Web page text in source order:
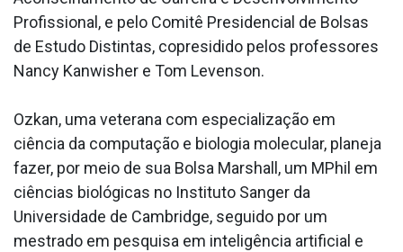
Profissional, e pelo Comitê Presidencial de Bolsas
de Estudo Distintas, copresidido pelos professores
Nancy Kanwisher e Tom Levenson.
Ozkan, uma veterana com especialização em
ciência da computação e biologia molecular, planeja
fazer, por meio de sua Bolsa Marshall, um MPhil em
ciências biológicas no Instituto Sanger da
Universidade de Cambridge, seguido por um
mestrado em pesquisa em inteligência artificial e